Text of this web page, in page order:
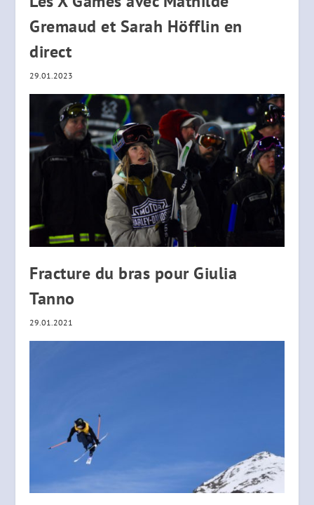
Gremaud et Sarah Höfflin en
direct
29.01.2023
Fracture du bras pour Giulia
Tanno
29.01.2021